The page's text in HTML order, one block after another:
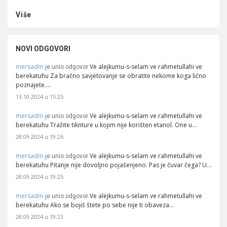
Više
NOVI ODGOVORI
mersadm je unio odgovor Ve alejkumu-s-selam ve rahmetullahi ve
berekatuhu Za bračno savjetovanje se obratite nekome koga lično
poznajete.…
13.10.2024 u 15:25
mersadm je unio odgovor Ve alejkumu-s-selam ve rahmetullahi ve
berekatuhu Tražite tiknture u kojim nije korišten etanol. One u…
28.09.2024 u 19:26
mersadm je unio odgovor Ve alejkumu-s-selam ve rahmetullahi ve
berekatuhu Pitanje nije dovoljno pojašenjeno. Pas je čuvar čega? U…
28.09.2024 u 19:25
mersadm je unio odgovor Ve alejkumu-s-selam ve rahmetullahi ve
berekatuhu Ako se bojiš štete po sebe nije ti obaveza…
28.09.2024 u 19:23